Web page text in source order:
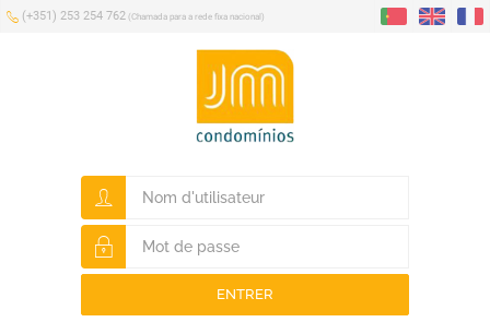
(+351) 253 254 762 (Chamada para a rede fixa nacional)
ENTRER